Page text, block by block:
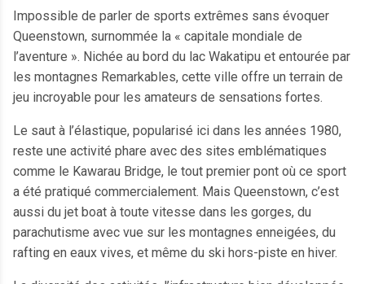
Impossible de parler de sports extrêmes sans évoquer
Queenstown, surnommée la « capitale mondiale de
l’aventure ». Nichée au bord du lac Wakatipu et entourée par
les montagnes Remarkables, cette ville offre un terrain de
jeu incroyable pour les amateurs de sensations fortes.
Le saut à l’élastique, popularisé ici dans les années 1980,
reste une activité phare avec des sites emblématiques
comme le Kawarau Bridge, le tout premier pont où ce sport
a été pratiqué commercialement. Mais Queenstown, c’est
aussi du jet boat à toute vitesse dans les gorges, du
parachutisme avec vue sur les montagnes enneigées, du
rafting en eaux vives, et même du ski hors-piste en hiver.